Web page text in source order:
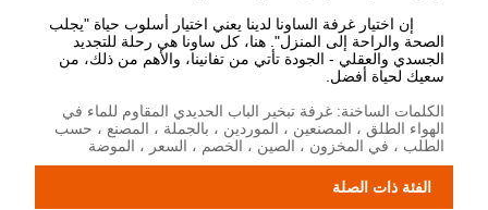
إن اختيار غرفة الساونا لدينا يعني اختيار أسلوب حياة "يجلب
الصحة والراحة إلى المنزل". هنا، كل ساونا هي رحلة للتجديد
الجسدي والعقلي - الجودة تأتي من تفانينا، والأهم من ذلك، من
سعيك لحياة أفضل.
الكلمات الساخنة: غرفة تبخير الباب الحديدي المقاوم للماء في
الهواء الطلق ، المصنعين ، الموردين ، بالجملة ، المصنع ، حسب
الطلب ، في المخزون ، الصين ، الخصم ، السعر ، الموضة
الفئة ذات الصلة